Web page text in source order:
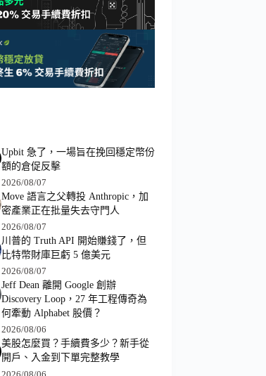
Upbit 急了，一場旨在挽回穩定幣份
額的倉促反擊
2026/08/07
Move 語言之父轉投 Anthropic，加
密產業正在批量失去守門人
2026/08/07
川普的 Truth API 開始賺錢了，但
比特幣財庫巨虧 5 億美元
2026/08/07
Jeff Dean 離開 Google 創辦
Discovery Loop，27 年工程傳奇為
何牽動 Alphabet 股價？
2026/08/06
美股怎麼買？手續費多少？新手從
開戶、入金到下單完整教學
2026/08/06